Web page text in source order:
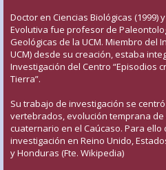
Doctor en Ciencias Biológicas (1999)
Evolutiva fue profesor de
Geológicas de la UCM. Miembro del
UCM) desde su creación, estaba
Investigación del Centro “Episodios
Tierra”.
Su trabajo de investigación se
vertebrados, evolución temprana
cuaternario en el Caúcaso. Para
investigación en Reino Unido,
y Honduras (Fte. Wikipedia)